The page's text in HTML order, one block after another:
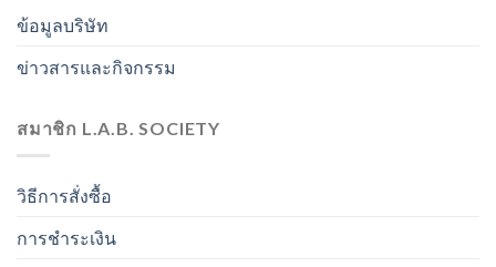
ข้อมูลบริษัท
ข่าวสารและกิจกรรม
สมาชิก L.A.B. SOCIETY
วิธีการสั่งซื้อ
การชำระเงิน